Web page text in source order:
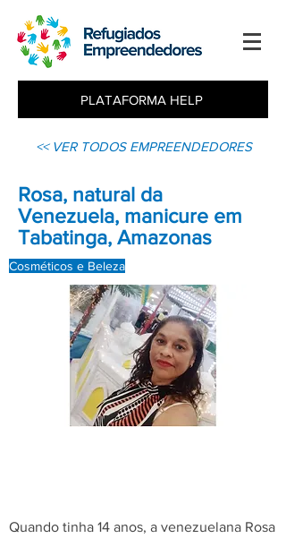
PLATAFORMA HELP
<< VER TODOS EMPREENDEDORES
Rosa, natural da
Venezuela, manicure em
Tabatinga, Amazonas
Cosméticos e Beleza
Quando tinha 14 anos, a venezuelana Rosa